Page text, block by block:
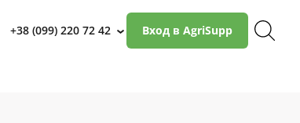
+38 (099) 220 72 42 › Вход в AgriSupp